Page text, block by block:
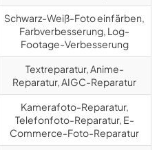
Schwarz-Weiß-Foto einfärben,
Farbverbesserung, Log-
Footage-Verbesserung
Textreparatur, Anime-
Reparatur, AIGC-Reparatur
Kamerafoto-Reparatur,
Telefonfoto-Reparatur, E-
Commerce-Foto-Reparatur